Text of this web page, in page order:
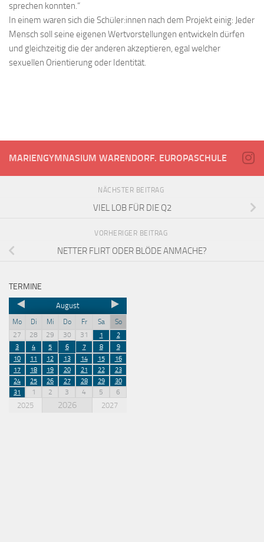
sprechen konnten.“
In einem waren sich die Schüler:innen nach dem Projekt einig: Jeder
Mensch soll seine eigenen Wertvorstellungen entwickeln dürfen
und gleichzeitig die der anderen akzeptieren, egal welcher
sexuellen Orientierung oder Identität.
MARIENGYMNASIUM WARENDORF. EUROPASCHULE
NÄCHSTER BEITRAG
VIEL LOB FÜR DIE Q2
VORHERIGER BEITRAG
NETTER FLIRT ODER BLÖDE ANMACHE?
TERMINE
August
Mo Di Mi Do Fr Sa
So
27
28 29 30 31 1
2
3
4 5 6 7 8
9
10
11 12 13 14 15
16
17
18 19 20 21 22
23
24
25 26 27 28 29
30
31
1 2 3 4 5 6
2025 2026 2027